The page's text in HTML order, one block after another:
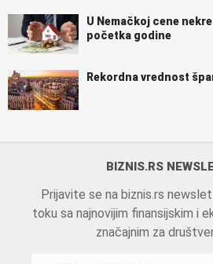
U Nemačkoj cene
početka godine
Rekordna vrednost
BIZNIS.RS
Prijavite se na biznis.rs
toku sa najnovijim finansijskim i
značajnim za